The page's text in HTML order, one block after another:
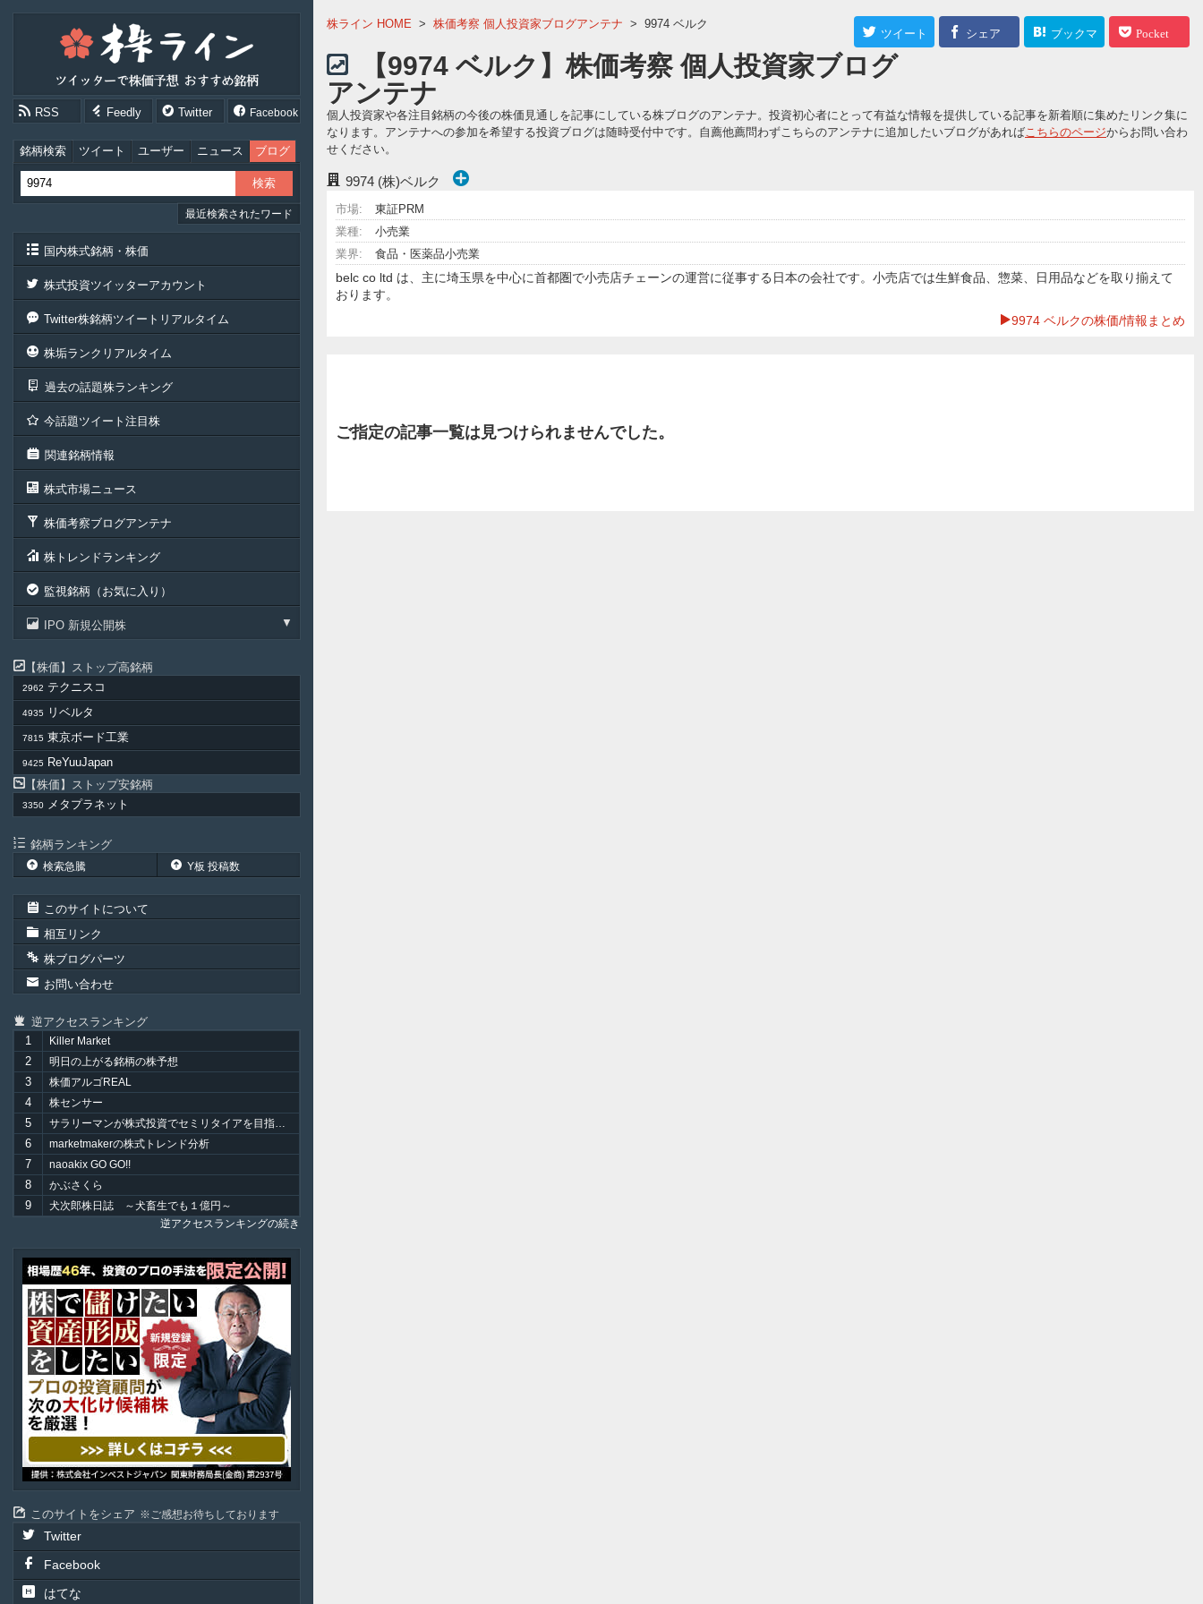
RSS Feedly Twitter Facebook
銘柄検索 ツイート ユーザー ニュース ブログ
最近検索されたワード
国内株式銘柄・株価
株式投資ツイッターアカウント
Twitter株銘柄ツイートリアルタイム
株垢ランクリアルタイム
過去の話題株ランキング
今話題ツイート注目株
関連銘柄情報
株式市場ニュース
株価考察ブログアンテナ
株トレンドランキング
監視銘柄（お気に入り）
IPO 新規公開株
株価 ストップ高銘柄
2962 テクニスコ
4935 リベルタ
7815 東京ボード工業
9425
ReYuuJapan
株価
ストップ安銘柄
3350 メタプラネット
銘柄ランキング
検索急騰 Y板 投稿数
このサイトについて
相互リンク
株ブログパーツ
お問い合わせ
逆アクセスランキング
1
Killer Market
2 明日の上がる銘柄の株予想
3 株価アルゴREAL
4 株センサー
5 サラリーマンが株式投資でセミリタイアを目指してみました。
6 marketmakerの株式トレンド分析
7 naoakix GO GO!!
8 かぶさくら
9
犬次郎株日誌 ～犬畜生でも１億円～
逆アクセスランキングの続き
このサイトをシェア ご感想お待ちしております
Twitter
Facebook
はてな
株ライン HOME > 株価考察 個人投資家ブログアンテナ > 9974 ベルク
ツイート シェア ブックマ Pocket
【9974 ベルク】株価考察 個人投資家ブログ
アンテナ
個人投資家や各注目銘柄の今後の株価見通しを記事にしている株ブログのアンテナ。投資初心者にとって有益な情報を提供している記事を新着順に集めたリンク集に
なります。アンテナへの参加を希望する投資ブログは随時受付中です。自薦他薦問わずこちらのアンテナに追加したいブログがあればこちらのページからお問い合わ
せください。
9974 (株)ベルク
市場:
東証PRM
業種:
小売業
業界:
食品・医薬品小売業
belc co ltd は、主に埼玉県を中心に首都圏で小売店チェーンの運営に従事する日本の会社です。小売店では生鮮食品、惣菜、日用品などを取り揃えて
おります。
9974 ベルクの株価/情報まとめ
ご指定の記事一覧は見つけられませんでした。